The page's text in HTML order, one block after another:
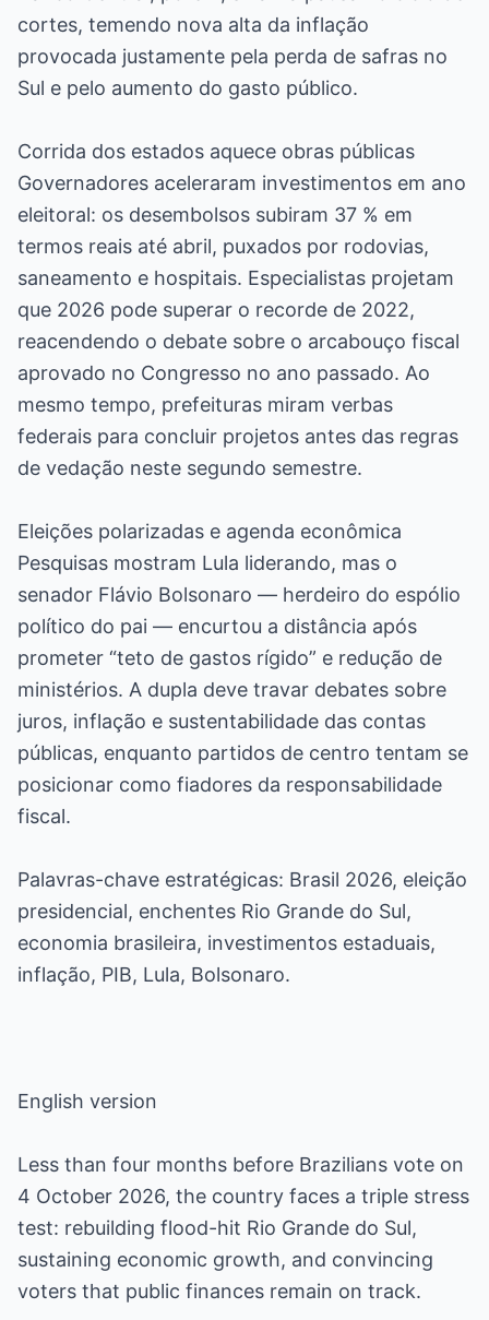
cortes, temendo nova alta da inflação
provocada justamente pela perda de safras no
Sul e pelo aumento do gasto público.
Corrida dos estados aquece obras públicas
Governadores aceleraram investimentos em ano
eleitoral: os desembolsos subiram 37 % em
termos reais até abril, puxados por rodovias,
saneamento e hospitais. Especialistas projetam
que 2026 pode superar o recorde de 2022,
reacendendo o debate sobre o arcabouço fiscal
aprovado no Congresso no ano passado. Ao
mesmo tempo, prefeituras miram verbas
federais para concluir projetos antes das regras
de vedação neste segundo semestre.
Eleições polarizadas e agenda econômica
Pesquisas mostram Lula liderando, mas o
senador Flávio Bolsonaro — herdeiro do espólio
político do pai — encurtou a distância após
prometer “teto de gastos rígido” e redução de
ministérios. A dupla deve travar debates sobre
juros, inflação e sustentabilidade das contas
públicas, enquanto partidos de centro tentam se
posicionar como fiadores da responsabilidade
fiscal.
Palavras-chave estratégicas: Brasil 2026, eleição
presidencial, enchentes Rio Grande do Sul,
economia brasileira, investimentos estaduais,
inflação, PIB, Lula, Bolsonaro.
English version
Less than four months before Brazilians vote on
4 October 2026, the country faces a triple stress
test: rebuilding flood-hit Rio Grande do Sul,
sustaining economic growth, and convincing
voters that public finances remain on track.